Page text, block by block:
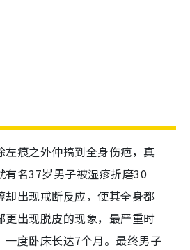
左痕之外仲搞到全身伤疤，真
有名37岁男子被湿疹折磨30
却出现戒断反应，使其全身都
更出现脱皮的现象，最严重时
一度卧床长达7个月。最终男子